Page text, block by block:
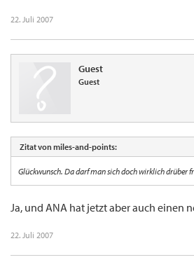
22. Juli 2007
Guest
Guest
Zitat von miles-and-points:
Glückwunsch. Da darf man sich doch wirklich drüber
Ja, und ANA hat jetzt aber auch einen
22. Juli 2007